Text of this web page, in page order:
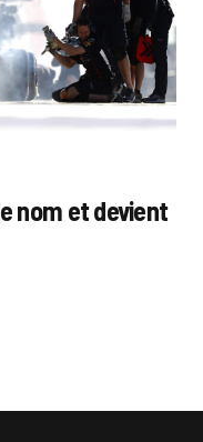
nom et devient